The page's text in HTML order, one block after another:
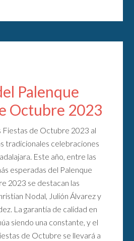
Palenque
Octubre 2023
Fiestas de Octubre 2023 al
tradicionales celebraciones
Este año, entre las
esperadas del Palenque
2023 se destacan las
Nodal, Julión Álvarez y
La garantía de calidad en
siendo una constante, y el
de Octubre se llevará a